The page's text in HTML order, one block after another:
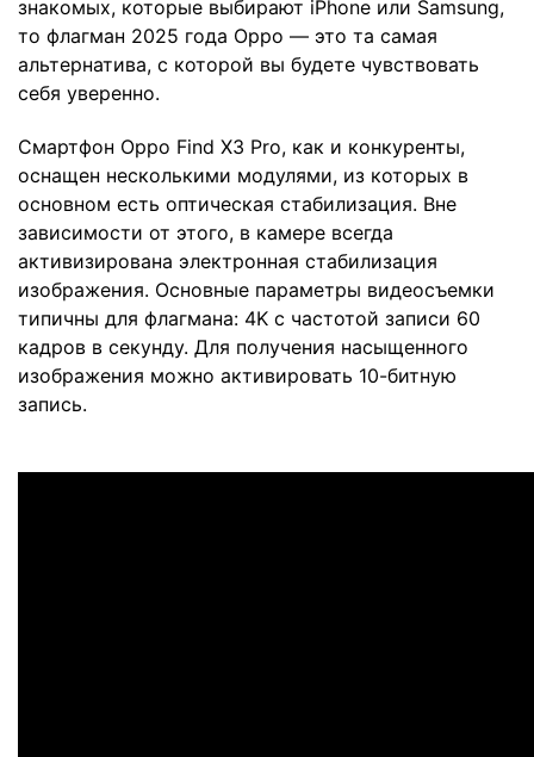
знакомых, которые выбирают iPhone или Samsung,
то флагман 2025 года Oppo — это та самая
альтернатива, с которой вы будете чувствовать
себя уверенно.
Смартфон Oppo Find X3 Pro, как и конкуренты,
оснащен несколькими модулями, из которых в
основном есть оптическая стабилизация. Вне
зависимости от этого, в камере всегда
активизирована электронная стабилизация
изображения. Основные параметры видеосъемки
типичны для флагмана: 4K с частотой записи 60
кадров в секунду. Для получения насыщенного
изображения можно активировать 10-битную
запись.